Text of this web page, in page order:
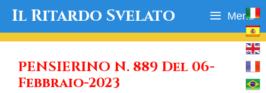
Il Ritardo Svelato Menu
PENSIERINO N. 889 Del 06-
Febbraio-2023